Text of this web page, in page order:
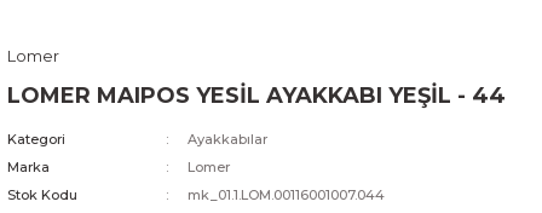
Lomer
LOMER MAIPOS YESİL AYAKKABI YEŞİL - 44
Kategori
Ayakkabılar
Marka
Lomer
Stok Kodu
mk_01.1.LOM.00116001007.044